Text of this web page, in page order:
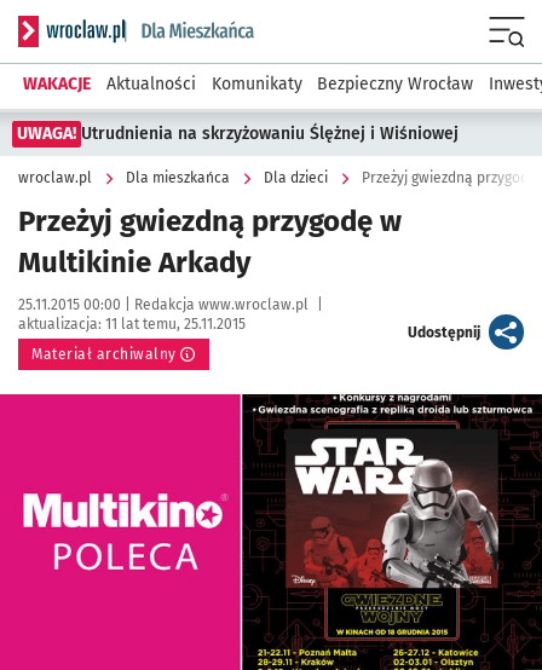
Serwis informacyjny wroclaw.pl podserwis: Dla mieszkańca
WAKACJE Aktualności Komunikaty Bezpieczny Wrocław
UWAGA! Utrudnienia na skrzyżowaniu Ślężnej i Wiśniowej
wroclaw.pl Dla mieszkańca Dla dzieci Przeżyj gwiezdną
Przeżyj gwiezdną przygodę w
Multikinie Arkady
Data publikacji:
25.11.2015 00:00 | Autor:
Redakcja www.wroclaw.pl
aktualizacja: 11 lat temu, 25.11.2015
Materiał archiwalny
Udostępnijartykuł